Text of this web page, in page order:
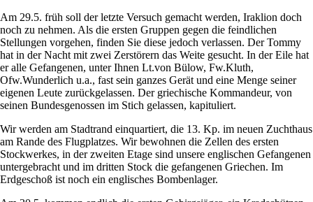
Am 29.5. früh soll der letzte Versuch gemacht werden, Iraklion doch
noch zu nehmen. Als die ersten Gruppen gegen die feindlichen
Stellungen vorgehen, finden Sie diese jedoch verlassen. Der Tommy
hat in der Nacht mit zwei Zerstörern das Weite gesucht. In der Eile hat
er alle Gefangenen, unter Ihnen Lt.von Bülow, Fw.Kluth,
Ofw.Wunderlich u.a., fast sein ganzes Gerät und eine Menge seiner
eigenen Leute zurückgelassen. Der griechische Kommandeur, von
seinen Bundesgenossen im Stich gelassen, kapituliert.
Wir werden am Stadtrand einquartiert, die 13. Kp. im neuen Zuchthaus
am Rande des Flugplatzes. Wir bewohnen die Zellen des ersten
Stockwerkes, in der zweiten Etage sind unsere englischen Gefangenen
untergebracht und im dritten Stock die gefangenen Griechen. Im
Erdgeschoß ist noch ein englisches Bombenlager.